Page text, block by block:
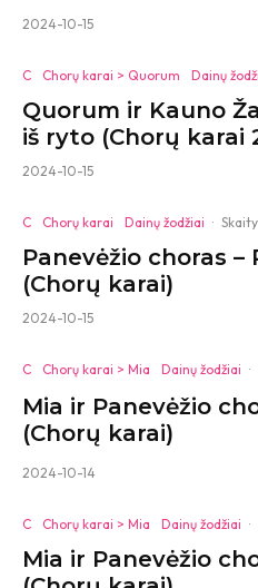
2024-10-15
C Chorų karai > Quorum Dainų
Quorum ir Kauno
iš ryto (Chorų karai
2024-10-15
C Chorų karai Dainų žodžiai ·
Panevėžio choras –
(Chorų karai)
2024-10-15
C Chorų karai > Mia Dainų žodžiai ·
Mia ir Panevėžio
(Chorų karai)
2024-10-14
C Chorų karai > Mia Dainų žodžiai ·
Mia ir Panevėžio